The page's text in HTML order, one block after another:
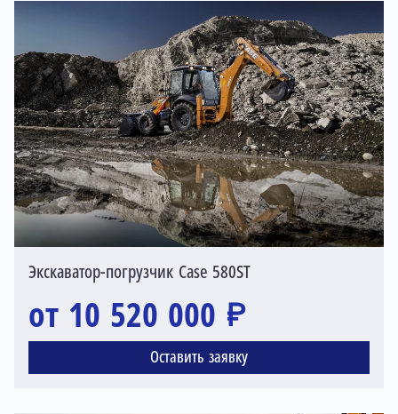
Экскаватор-погрузчик Case 580ST
от 10 520 000 ₽
Оставить заявку